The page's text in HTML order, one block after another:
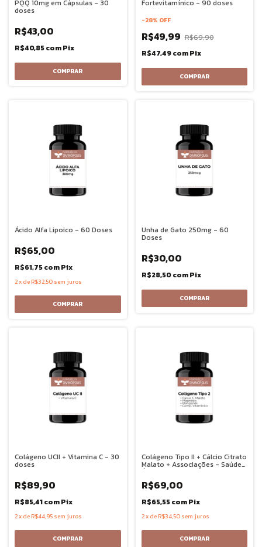
PQQ 10mg em Cápsulas - 30
doses
R$43,00
R$40,85comPix
Fortevitamínico - 90 doses
-28% OFF
R$49,99 R$69,90
R$47,49comPix
Ácido Alfa Lipoico - 60 Doses
R$65,00
R$61,75comPix
2x deR$32,50 sem juros
Unha de Gato 250mg - 60
Doses
R$30,00
R$28,50comPix
Colágeno UCII + Vitamina C - 30
doses
R$89,90
R$85,41comPix
2x deR$44,95 sem juros
Colágeno Tipo II + Cálcio Citrato
Malato + Associações - Saúde
Óssea - 30 dose
R$69,00
R$65,55comPix
2x deR$34,50 sem juros